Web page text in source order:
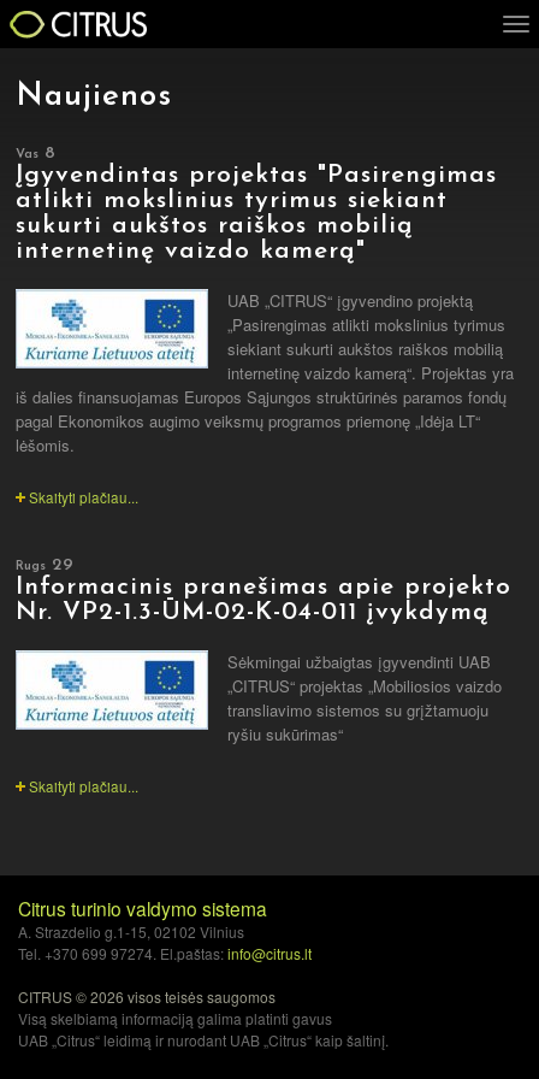
Pereiti į pagrindinį turinį
Naujienos
Vas 8
Įgyvendintas projektas "Pasirengimas
atlikti mokslinius tyrimus siekiant
sukurti aukštos raiškos mobilią
internetinę vaizdo kamerą"
UAB „CITRUS“ įgyvendino projektą
„Pasirengimas atlikti mokslinius tyrimus
siekiant sukurti aukštos raiškos mobilią
internetinę vaizdo kamerą“. Projektas yra
iš dalies finansuojamas Europos Sąjungos struktūrinės paramos fondų
pagal Ekonomikos augimo veiksmų programos priemonę „Idėja LT“
lėšomis.
Skaityti plačiau...
Rugs 29
Informacinis pranešimas apie projekto
Nr. VP2-1.3-ŪM-02-K-04-011 įvykdymą
Sėkmingai užbaigtas įgyvendinti UAB
„CITRUS“ projektas „Mobiliosios vaizdo
transliavimo sistemos su grįžtamuoju
ryšiu sukūrimas“
Skaityti plačiau...
CITRUS © 2026 visos teisės saugomos
Visą skelbiamą informaciją galima platinti gavus
UAB „Citrus“ leidimą ir nurodant UAB „Citrus“ kaip šaltinį.
Citrus turinio valdymo sistema
A. Strazdelio g.1-15, 02102 Vilnius
Tel. +370 699 97274. El.paštas:info@citrus.lt